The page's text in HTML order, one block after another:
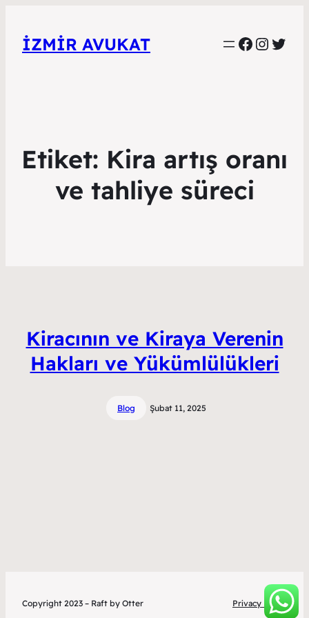
İZMIR AVUKAT
Etiket: Kira artış oranı
ve tahliye süreci
Kiracının ve Kiraya Verenin
Hakları ve Yükümlülükleri
Blog Şubat 11, 2025
Copyright 2023 – Raft by Otter Privacy Policy